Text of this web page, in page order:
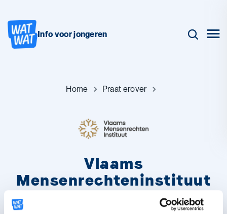
Info voor jongeren
Home Praat erover
Vlaams
Mensenrechteninstituut
Word je gediscrimineerd op school, bij je sport of als je een huis
huurt? Denk je dat je rechten als mens niet worden